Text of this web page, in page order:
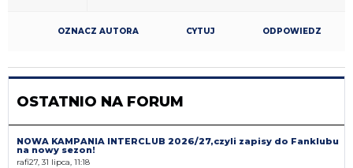
OZNACZ AUTORA CYTUJ ODPOWIEDZ
OSTATNIO NA FORUM
NOWA KAMPANIA INTERCLUB 2026/27,czyli zapisy do Fanklubu
na nowy sezon!
rafi27, 31 lipca, 11:18